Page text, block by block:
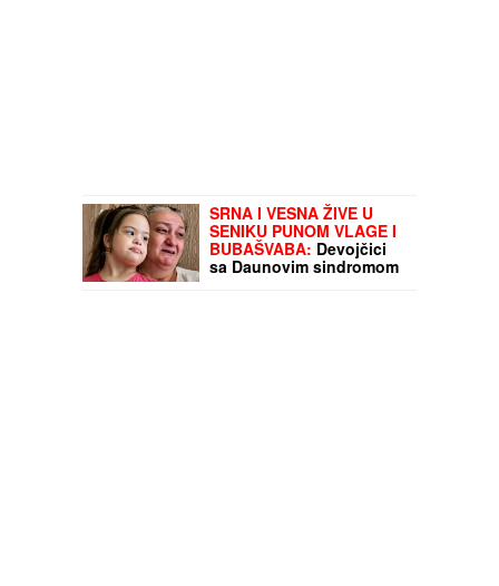
SRNA I VESNA ŽIVE U
SENIKU PUNOM VLAGE I
BUBAŠVABA: Devojčici
sa Daunovim sindromom